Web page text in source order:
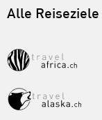
Alle Reiseziele